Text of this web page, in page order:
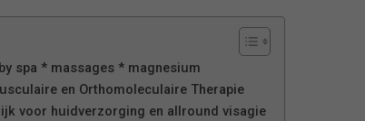
spa * massages * magnesium
en Orthomoleculaire Therapie
voor huidverzorging en allround visagie